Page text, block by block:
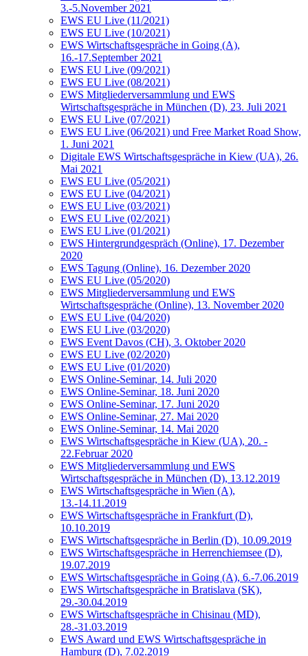
3.-5.November 2021
EWS EU Live (11/2021)
EWS EU Live (10/2021)
EWS Wirtschaftsgespräche in Going (A),
16.-17.September 2021
EWS EU Live (09/2021)
EWS EU Live (08/2021)
EWS Mitgliederversammlung und EWS
Wirtschaftsgespräche in München (D), 23. Juli 2021
EWS EU Live (07/2021)
EWS EU Live (06/2021) und Free Market Road Show,
1. Juni 2021
Digitale EWS Wirtschaftsgespräche in Kiew (UA), 26.
Mai 2021
EWS EU Live (05/2021)
EWS EU Live (04/2021)
EWS EU Live (03/2021)
EWS EU Live (02/2021)
EWS EU Live (01/2021)
EWS Hintergrundgespräch (Online), 17. Dezember
2020
EWS Tagung (Online), 16. Dezember 2020
EWS EU Live (05/2020)
EWS Mitgliederversammlung und EWS
Wirtschaftsgespräche (Online), 13. November 2020
EWS EU Live (04/2020)
EWS EU Live (03/2020)
EWS Event Davos (CH), 3. Oktober 2020
EWS EU Live (02/2020)
EWS EU Live (01/2020)
EWS Online-Seminar, 14. Juli 2020
EWS Online-Seminar, 18. Juni 2020
EWS Online-Seminar, 17. Juni 2020
EWS Online-Seminar, 27. Mai 2020
EWS Online-Seminar, 14. Mai 2020
EWS Wirtschaftsgespräche in Kiew (UA), 20. -
22.Februar 2020
EWS Mitgliederversammlung und EWS
Wirtschaftsgespräche in München (D), 13.12.2019
EWS Wirtschaftsgespräche in Wien (A),
13.-14.11.2019
EWS Wirtschaftsgespräche in Frankfurt (D),
10.10.2019
EWS Wirtschaftsgespräche in Berlin (D), 10.09.2019
EWS Wirtschaftsgespräche in Herrenchiemsee (D),
19.07.2019
EWS Wirtschaftsgespräche in Going (A), 6.-7.06.2019
EWS Wirtschaftsgespräche in Bratislava (SK),
29.-30.04.2019
EWS Wirtschaftsgespräche in Chisinau (MD),
28.-31.03.2019
EWS Award und EWS Wirtschaftsgespräche in
Hamburg (D), 7.02.2019